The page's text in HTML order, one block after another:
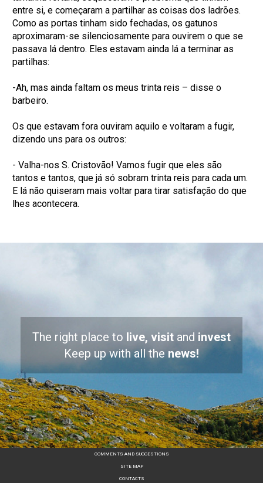
entre si, e começaram a partilhar as coisas dos ladrões.
Como as portas tinham sido fechadas, os gatunos
aproximaram-se silenciosamente para ouvirem o que se
passava lá dentro. Eles estavam ainda lá a terminar as
partilhas:
-Ah, mas ainda faltam os meus trinta reis – disse o
barbeiro.
Os que estavam fora ouviram aquilo e voltaram a fugir,
dizendo uns para os outros:
- Valha-nos S. Cristovão! Vamos fugir que eles são
tantos e tantos, que já só sobram trinta reis para cada um.
E lá não quiseram mais voltar para tirar satisfação do que
lhes acontecera.
The right place to live, visit and invest
Keep up with all thenews!
COMMENTS AND SUGGESTIONS
SITE MAP
CONTACTS